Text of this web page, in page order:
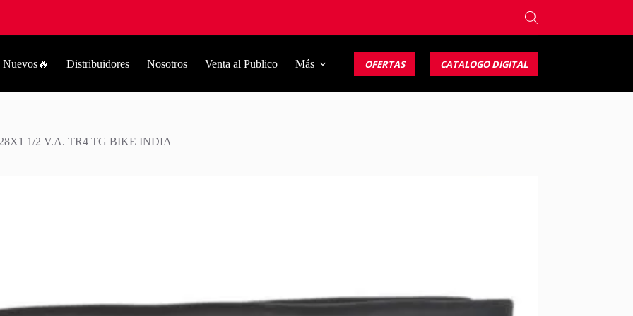
Nuevos🔥 Distribuidores Nosotros Venta al Publico Más OFERTAS CATALOGO DIGITAL
1/2 V.A. TR4 TG BIKE INDIA